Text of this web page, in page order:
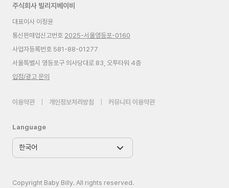
주식회사 빌리지베이비
대표이사 이정윤
통신판매업신고번호 2025-서울영등포-0160
사업자등록번호 581-88-01277
서울특별시 영등포구 의사당대로 83, 오투타워 4층
입점/광고 문의
이용약관 개인정보처리방침 커뮤니티 이용약관
Language
Copyright Baby Billy. All rights reserved.